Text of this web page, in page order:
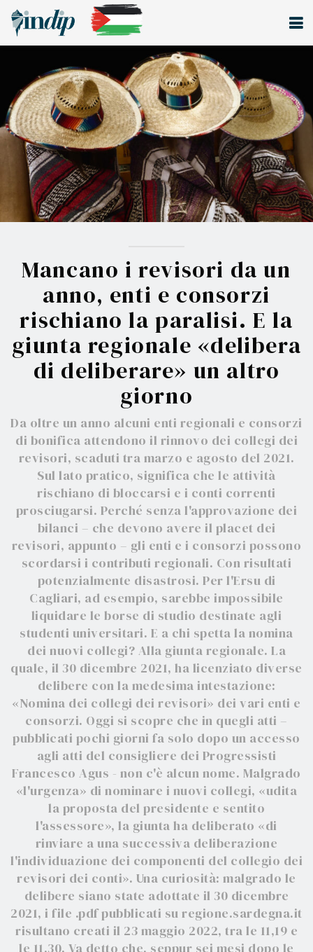
Mancano i revisori da un
anno, enti e consorzi
rischiano la paralisi. E la
giunta regionale «delibera
di deliberare» un altro
giorno
Da oltre un anno alcuni enti regionali e consorzi
di bonifica attendono il rinnovo dei collegi dei
revisori, scaduti tra marzo e agosto del 2021.
Sul lato pratico, significa che le attività
rischiano di bloccarsi e i conti correnti
prosciugarsi. Perché senza l'approvazione dei
bilanci – che devono avere il placet dei
revisori, appunto – gli enti e i consorzi possono
scordarsi i contributi regionali. Con risultati
potenzialmente disastrosi. Per l'Ersu di
Cagliari, ad esempio, sarebbe impossibile
liquidare le borse di studio destinate agli
studenti universitari. E a chi spetta la nomina
dei nuovi collegi? Alla giunta regionale. La
quale, il 30 dicembre 2021, ha licenziato diverse
delibere con la medesima intestazione:
«Nomina dei collegi dei revisori» dei vari enti e
consorzi. Oggi si scopre che in quegli atti –
pubblicati pochi giorni fa solo dopo un accesso
agli atti del consigliere dei Progressisti
Francesco Agus - non c'è alcun nome. Malgrado
«l'urgenza» di nominare i nuovi collegi, «udita
la proposta del presidente e sentito
l'assessore», la giunta ha deliberato «di
rinviare a una successiva deliberazione
l'individuazione dei componenti del collegio dei
revisori dei conti». Una curiosità: malgrado le
delibere siano state adottate il 30 dicembre
2021, i file .pdf pubblicati su regione.sardegna.it
risultano creati il 23 maggio 2022, tra le 11,19 e
le 11,30. Va detto che, seppur sei mesi dopo le